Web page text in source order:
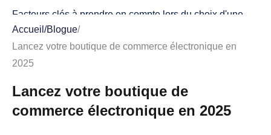
Facteurs clés à prendre en compte lors du choix d'une
plateforme de commerce électronique
Pourquoi AliDrop ?
Accueil /Blogue/
Lancez votre boutique de commerce électronique en
2025
Lancez votre boutique de
commerce électronique en 2025